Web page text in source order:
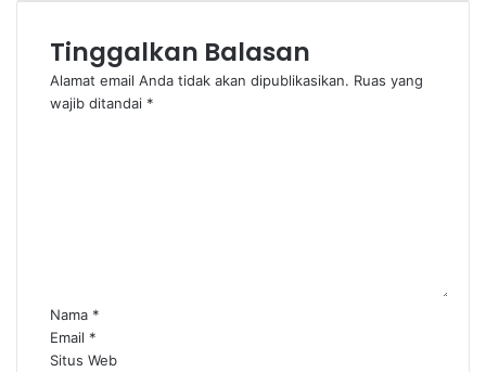
Tinggalkan Balasan
Alamat email Anda tidak akan dipublikasikan. Ruas yang
wajib ditandai *
*Nama *
Email *
Situs Web